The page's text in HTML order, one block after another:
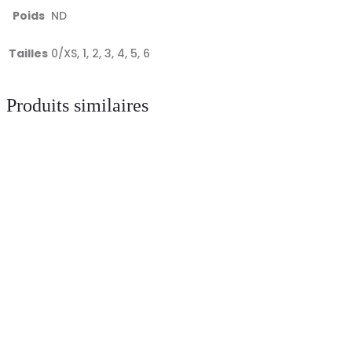
Poids ND
Tailles 0/XS, 1, 2, 3, 4, 5, 6
Produits similaires